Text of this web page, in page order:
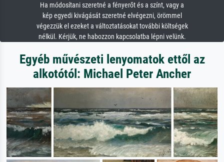
Ha módosítani szeretné a fényerőt és a színt, vagy a
kép egyedi kivágását szeretné elvégezni, örömmel
végezzük el ezeket a változtatásokat további költségek
nélkül. Kérjük, ne habozzon kapcsolatba lépni velünk.
Egyéb művészeti lenyomatok ettől az
alkotótól: Michael Peter Ancher